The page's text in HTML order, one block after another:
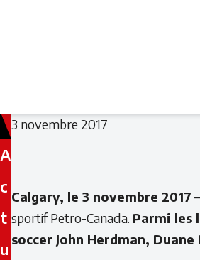
A
c
t
u
3 novembre 2017
Calgary, le 3 novembre 2017
sportif Petro-Canada. Parmi les
soccer John Herdman,